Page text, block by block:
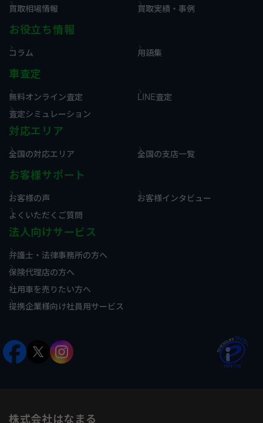
買取相場情報
買取実績・事例
お役立ち情報
コラム 用語集
車査定
無料オンライン査定
LINE査定
査定シミュレーション
対応エリア
全国の対応エリア 全国の支店一覧
お客様サポート
お客様の声
お客様インタビュー
よくいただくご質問
法人向けサービス
弁護士・法律事務所の方へ
保険代理店の方へ
社用車を売りたい方へ
提携企業様向け社員用サービス
株式会社はなまる